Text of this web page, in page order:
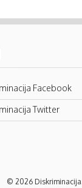
Facebook
Twitter
© 2026